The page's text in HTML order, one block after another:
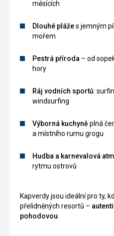
zajímavosti
měsících
Dlouhé plážes jemným
mořem
Pestrá příroda – od
hory
Ráj vodních sportů:
windsurfing
Výborná kuchyně plná
a místního rumu grogu
Hudba a karnevalová
rytmu ostrovů
Kapverdy jsou ideální pro ty,
přelidněných resortů –
pohodovou